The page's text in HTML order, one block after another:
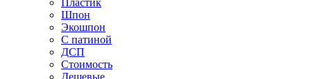
Пластик
Шпон
Экошпон
С патиной
ДСП
Стоимость
Дешевые